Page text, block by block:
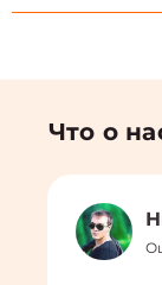
Что о